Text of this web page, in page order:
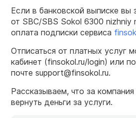
Если в банковской выписке вы
от SBC/SBS Sokol 6300 nizhniy
оплата подписки сервиса
Отписаться от платных услуг
кабинет (finsokol.ru/login) или
почте support@finsokol.ru.
Рассказываем, что за
вернуть деньги за услуги.